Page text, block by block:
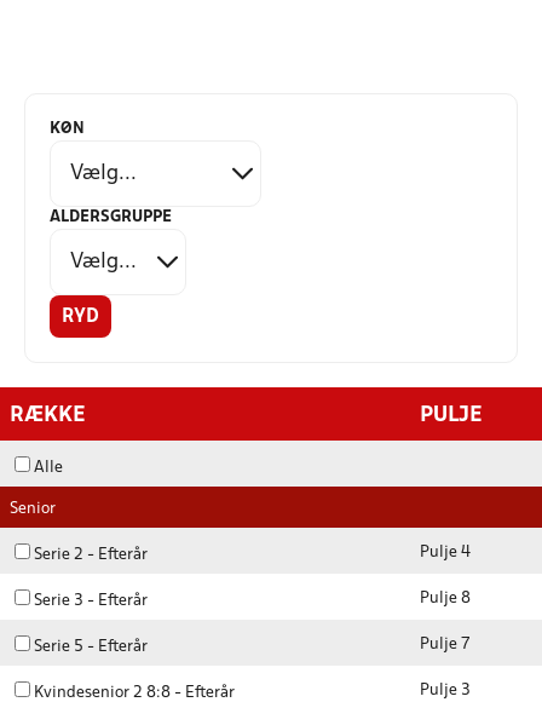
KØN
ALDERSGRUPPE
RYD
RÆKKE PULJE
Alle
Senior
Serie 2 - Efterår Pulje 4
Serie 3 - Efterår Pulje 8
Serie 5 - Efterår Pulje 7
Kvindesenior 2 8:8 - Efterår Pulje 3